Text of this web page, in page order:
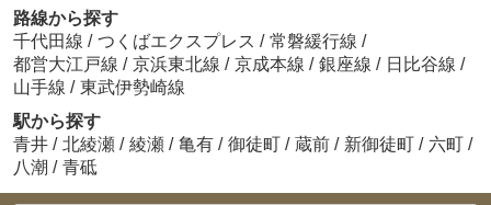
路線から探す
千代田線 / つくばエクスプレス / 常磐緩行線 /
都営大江戸線 / 京浜東北線 / 京成本線 / 銀座線 / 日比谷線 /
山手線 / 東武伊勢崎線
駅から探す
青井 / 北綾瀬 / 綾瀬 / 亀有 / 御徒町 / 蔵前 / 新御徒町 / 六町 /
八潮 / 青砥